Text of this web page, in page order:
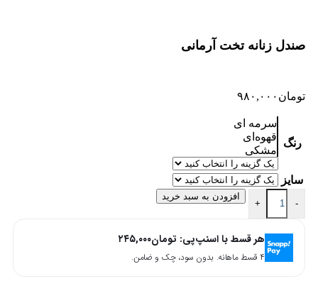
صندل زنانه تخت آرمانی
تومان ۹۸۰,۰۰۰
رنگ
سرمه ای
قهوه‌ای
مشکی
سایز
-
+
افزودن به سبد خرید
هر قسط با اسنپ‌پی: تومان۲۴۵,۰۰۰
۴ قسط ماهانه. بدون سود، چک و ضامن.